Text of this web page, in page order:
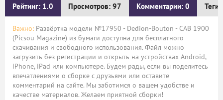
Рейтинг: 1.0 Просмотров: 97 Комментарии: 0 Теги:
Важно: Развёртка модели №17950 - Dedion-Bouton - CAB 1900
(Picsou Magazine) из бумаги доступна для бесплатного
скачивания и свободного использования. Файл можно
загрузить без регистрации и открыть на устройствах Android,
iPhone, iPad или компьютере. Будем рады, если вы поделитесь
впечатлениями о сборке с друзьями или оставите
комментарий на сайте. Мы заботимся о вашем удобстве и
качестве материалов. Желаем приятной сборки!